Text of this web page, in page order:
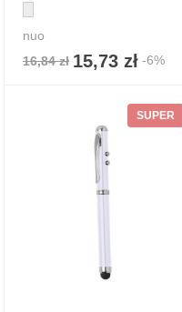
nuo
16,84 zł 15,73 zł -6%
SUPER